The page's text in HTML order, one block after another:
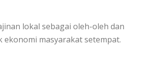
lokal sebagai oleh-oleh dan
masyarakat setempat.